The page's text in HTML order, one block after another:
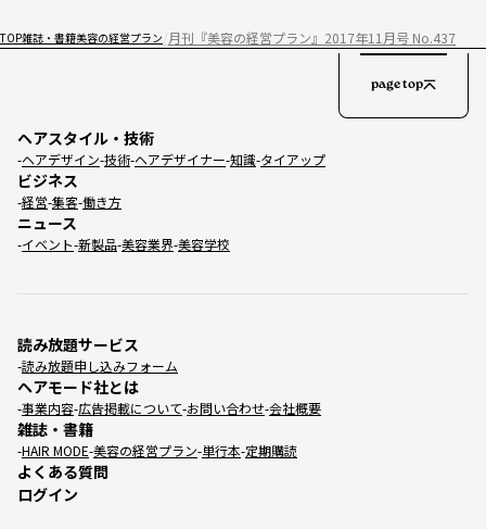
TOP雑誌・書籍美容の経営プラン 月刊『美容の経営プラン』2017年11月号 No.437
ヘアスタイル・技術
ヘアデザイン 技術 ヘアデザイナー 知識 タイアップ
ビジネス
経営 集客 働き方
ニュース
イベント 新製品 美容業界 美容学校
読み放題サービス
読み放題申し込みフォーム
ヘアモード社とは
事業内容 広告掲載について お問い合わせ 会社概要
雑誌・書籍
HAIR MODE 美容の経営プラン 単行本 定期購読
よくある質問
ログイン
page top